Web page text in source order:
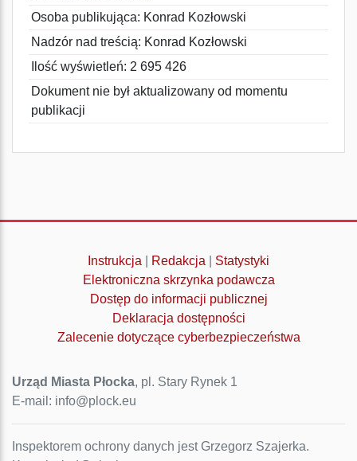
Osoba publikująca: Konrad Kozłowski
Nadzór nad treścią: Konrad Kozłowski
Ilość wyświetleń: 2 695 426
Dokument nie był aktualizowany od momentu
publikacji
Instrukcja Redakcja
Statystyki
Elektroniczna skrzynka podawcza
Dostęp do informacji publicznej
Deklaracja dostępności
Zalecenie dotyczące cyberbezpieczeństwa
Urząd Miasta Płocka, pl. Stary Rynek 1
E-mail: info@plock.eu
Inspektorem ochrony danych jest Grzegorz Szajerka.